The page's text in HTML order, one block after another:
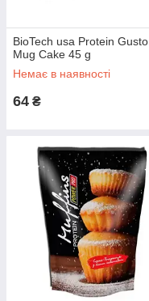
BioTech usa Protein Gusto
Mug Cake 45 g
Немає в наявності
64 ₴